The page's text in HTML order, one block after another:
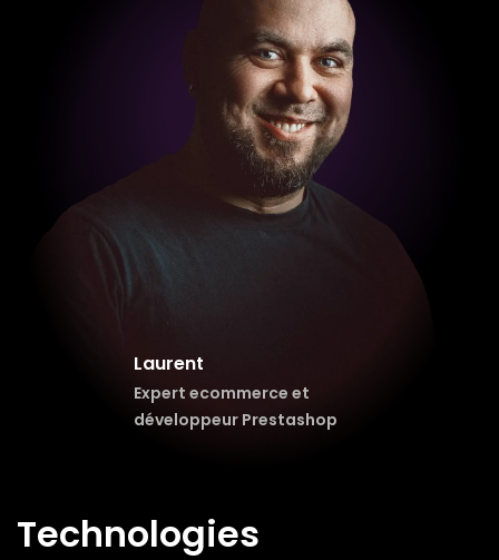
Laurent
Expert ecommerce et
développeur Prestashop
Technologies